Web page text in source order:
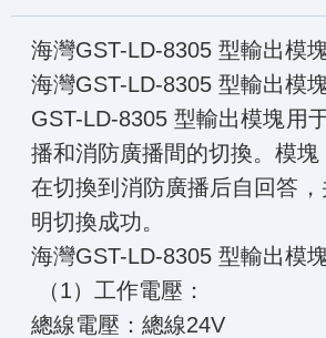
海灣GST-LD-8305 型輸出模塊
海灣GST-LD-8305 型輸出模塊
GST-LD-8305 型輸出模塊用
播和消防廣播間的切換。模塊
在切換到消防廣播后自回答
明切換成功。
海灣GST-LD-8305 型輸出模塊
（1）工作電壓：
總線電壓：總線24V